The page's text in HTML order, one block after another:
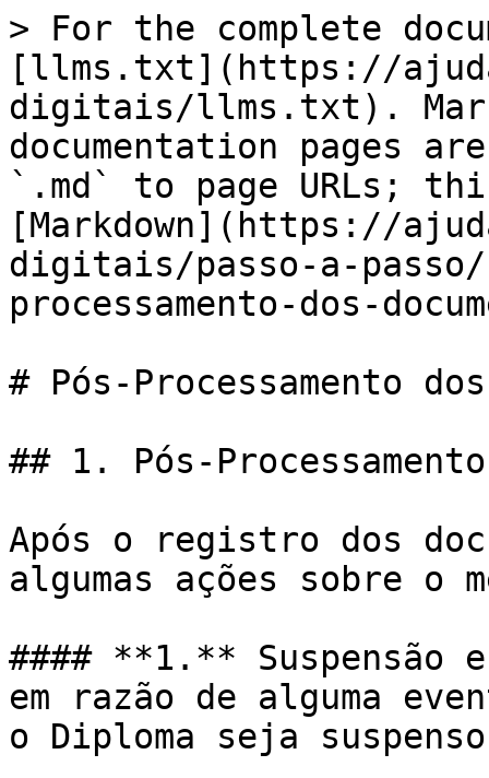
> For the complete
[llms.txt](https://
digitais/llms.txt).
documentation pages
`.md` to page URLs;
[Markdown](https://
digitais/passo-a-
processamento-dos-
# Pós-Processamento
## 1. Pós-Processamento
Após o registro dos
algumas ações sobre o
#### **1.** Suspensão
em razão de alguma
o Diploma seja